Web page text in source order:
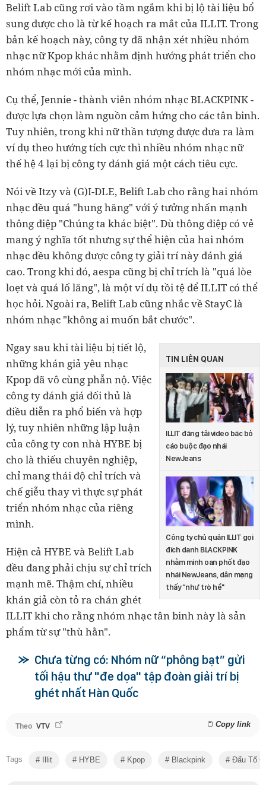
Belift Lab cũng rơi vào tầm ngắm khi bị lộ tài liệu bổ
sung được cho là từ kế hoạch ra mắt của ILLIT. Trong
bản kế hoạch này, công ty đã nhận xét nhiều nhóm
nhạc nữ Kpop khác nhằm định hướng phát triển cho
nhóm nhạc mới của mình.
Cụ thể, Jennie - thành viên nhóm nhạc BLACKPINK -
được lựa chọn làm nguồn cảm hứng cho các tân binh.
Tuy nhiên, trong khi nữ thần tượng được đưa ra làm
ví dụ theo hướng tích cực thì nhiều nhóm nhạc nữ
thế hệ 4 lại bị công ty đánh giá một cách tiêu cực.
Nói về Itzy và (G)I-DLE, Belift Lab cho rằng hai nhóm
nhạc đều quá "hung hăng" với ý tưởng nhấn mạnh
thông điệp "Chúng ta khác biệt". Dù thông điệp có vẻ
mang ý nghĩa tốt nhưng sự thể hiện của hai nhóm
nhạc đều không được công ty giải trí này đánh giá
cao. Trong khi đó, aespa cũng bị chỉ trích là "quá lòe
loẹt và quá lố lăng", là một ví dụ tồi tệ để ILLIT có thể
học hỏi. Ngoài ra, Belift Lab cũng nhắc về StayC là
nhóm nhạc "không ai muốn bắt chước".
TIN LIÊN QUAN
ILLIT đăng tải video bác bỏ
cáo buộc đạo nhái
NewJeans
Công ty chủ quản ILLIT gọi
đích danh BLACKPINK
nhằm minh oan phốt đạo
nhái NewJeans, dân mạng
thấy “như trò hề"
Ngay sau khi tài liệu bị tiết lộ,
những khán giả yêu nhạc
Kpop đã vô cùng phẫn nộ. Việc
công ty đánh giá đối thủ là
điều diễn ra phổ biến và hợp
lý, tuy nhiên những lập luận
của công ty con nhà HYBE bị
cho là thiếu chuyên nghiệp,
chỉ mang thái độ chỉ trích và
chế giễu thay vì thực sự phát
triển nhóm nhạc của riêng
mình.
Hiện cả HYBE và Belift Lab
đều đang phải chịu sự chỉ trích
mạnh mẽ. Thậm chí, nhiều
khán giả còn tỏ ra chán ghét
ILLIT khi cho rằng nhóm nhạc tân binh này là sản
phẩm từ sự "thù hằn".
Chưa từng có: Nhóm nữ “phông bạt” gửi
tối hậu thư "đe dọa" tập đoàn giải trí bị
ghét nhất Hàn Quốc
Theo VTV Copy link
Tags Illit HYBE Kpop Blackpink Đấu Tố